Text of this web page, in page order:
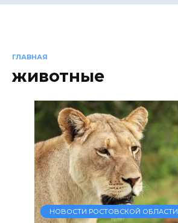
ГЛАВНАЯ
животные
НОВОСТИ РОСТОВСКОЙ ОБЛАСТИ